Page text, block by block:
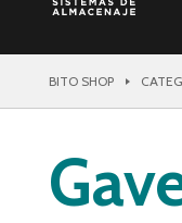
BITO SHOP